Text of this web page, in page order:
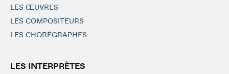
LES ŒUVRES
LES COMPOSITEURS
LES CHORÉGRAPHES
LES INTERPRÈTES